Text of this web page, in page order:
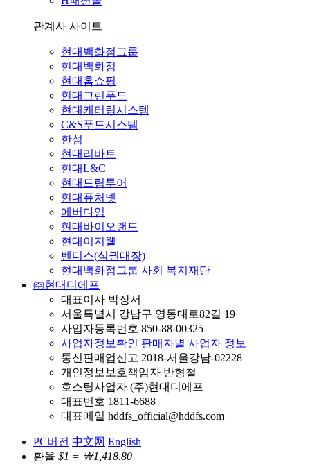
관계사 사이트
현대백화점그룹
현대백화점
현대홈쇼핑
현대그린푸드
현대캐터링시스템
C&S푸드시스템
한섬
현대리바트
현대L&C
현대드림투어
현대퓨처넷
에버다임
현대바이오랜드
현대이지웰
벤디스(식권대장)
현대백화점그룹 사회 복지재단
㈜현대디에프
대표이사 박장서
서울특별시 강남구 영동대로82길 19
사업자등록번호 850-88-00325
사업자정보확인 판매자별 사업자 정보
통신판매업신고 2018-서울강남-02228
개인정보보호책임자 반형철
호스팅사업자 (주)현대디에프
대표번호 1811-6688
대표메일 hddfs_official@hddfs.com
PC버전 中文网 English
환율 $1 = ￦1,418.80